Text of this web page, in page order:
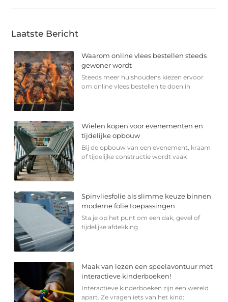
Laatste Bericht
Waarom online vlees bestellen steeds
gewoner wordt
Steeds meer huishoudens kiezen ervoor
om online vlees bestellen te doen in
Wielen kopen voor evenementen en
tijdelijke opbouw
Bij de opbouw van een evenement, kraam
of tijdelijke constructie wordt vaak
Spinvliesfolie als slimme keuze binnen
moderne folie toepassingen
Sta je op het punt om een dak, gevel of
tijdelijke afdekking
Maak van lezen een speelavontuur met
interactieve kinderboeken!
Interactieve kinderboeken zijn een wereld
apart. Ze vragen iets van het kind: